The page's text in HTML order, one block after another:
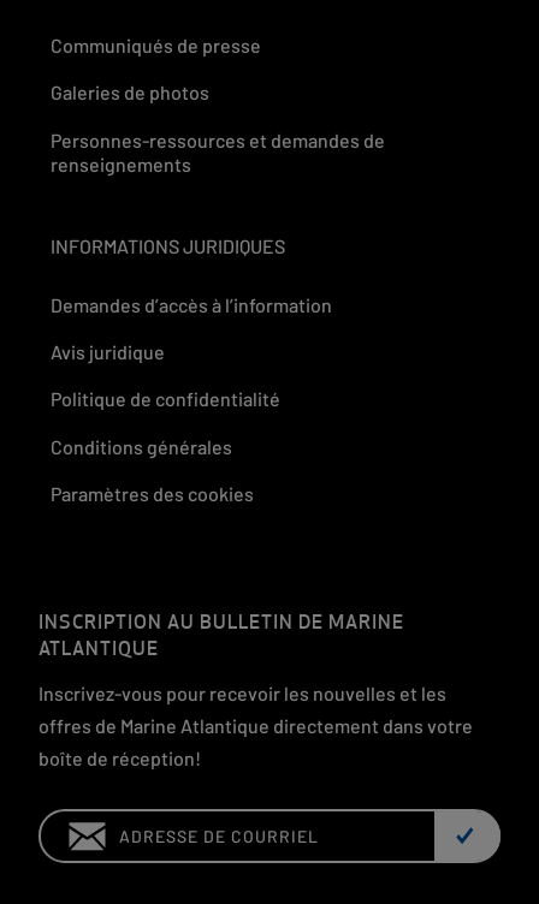
Communiqués de presse
Galeries de photos
Personnes-ressources et demandes de
renseignements
INFORMATIONS JURIDIQUES
Demandes d’accès à l’information
Avis juridique
Politique de confidentialité
Conditions générales
Paramètres des cookies
INSCRIPTION AU BULLETIN DE MARINE
ATLANTIQUE
Inscrivez-vous pour recevoir les nouvelles et les
offres de Marine Atlantique directement dans votre
boîte de réception!
Email: